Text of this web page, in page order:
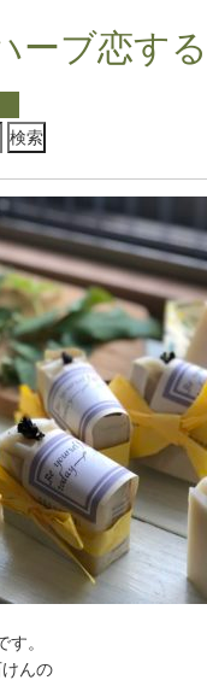
ーブ恋す
。
んの